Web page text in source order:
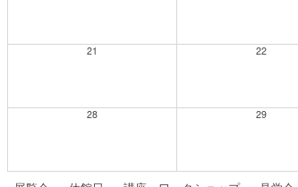
21 22
28 29